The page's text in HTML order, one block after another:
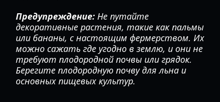
Предупреждение: Не путайте
декоративные растения, такие как пальмы
или бананы, с настоящим фермерством. Их
можно сажать где угодно в землю, и они не
требуют плодородной почвы или грядок.
Берегите плодородную почву для льна и
основных пищевых культур.